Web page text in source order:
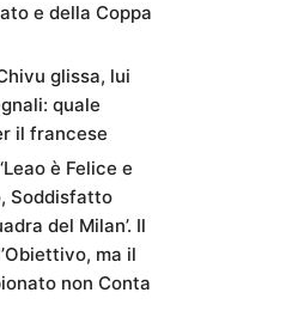
e della Coppa
glissa, lui
quale
il francese
è Felice e
Soddisfatto
del Milan’. Il
ma il
non Conta